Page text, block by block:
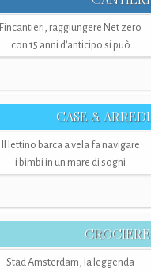
Fincantieri, raggiungere Net zero
con 15 anni d'anticipo si può
CASE & ARREDI
Il lettino barca a vela fa navigare
i bimbi in un mare di sogni
CROCIERE
Stad Amsterdam, la leggenda